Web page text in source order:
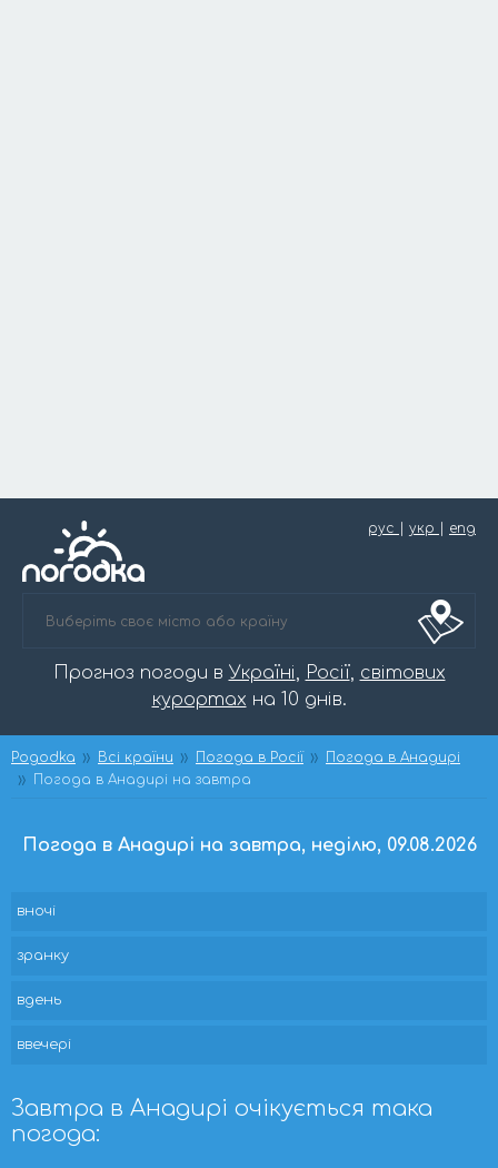
рус укр eng
Прогноз погоди в Україні, Росії, світових
курортах на 10 днів.
Pogodka Всі країни Погода в Росії
Погода в Анадирі
Погода в Анадирі на завтра
Погода в Анадирі на завтра, неділю, 09.08.2026
вночі
зранку
вдень
ввечері
Завтра в Анадирі очікується така
погода: